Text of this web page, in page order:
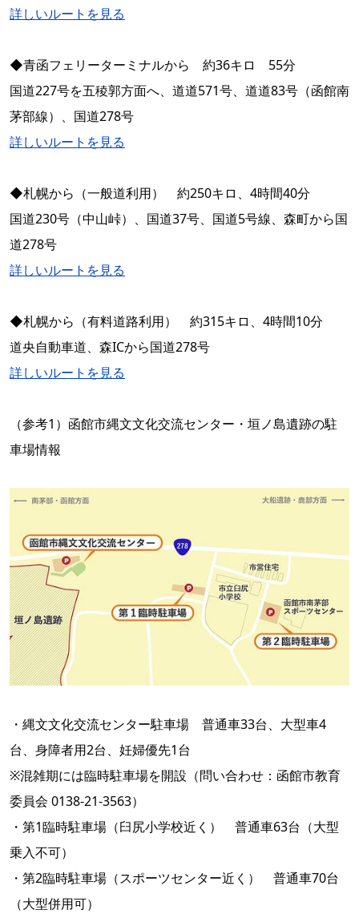
詳しいルートを見る
◆青函フェリーターミナルから 約36キロ 55分
国道227号を五稜郭方面へ、道道571号、道道83号（函館南
茅部線）、国道278号
詳しいルートを見る
◆札幌から（一般道利用） 約250キロ、4時間40分
国道230号（中山峠）、国道37号、国道5号線、森町から国
道278号
詳しいルートを見る
◆札幌から（有料道路利用） 約315キロ、4時間10分
道央自動車道、森ICから国道278号
詳しいルートを見る
（参考1）函館市縄文文化交流センター・垣ノ島遺跡の駐
車場情報
・縄文文化交流センター駐車場 普通車33台、大型車4
台、身障者用2台、妊婦優先1台
※混雑期には臨時駐車場を開設（問い合わせ：函館市教育
委員会 0138-21-3563）
・第1臨時駐車場（臼尻小学校近く） 普通車63台（大型
乗入不可）
・第2臨時駐車場（スポーツセンター近く） 普通車70台
（大型併用可）